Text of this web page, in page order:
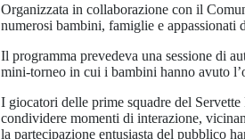
Organizzata in collaborazione con il
numerosi bambini, famiglie e appassionati
Il programma prevedeva una sessione di
mini-torneo in cui i bambini hanno avuto
I giocatori delle prime squadre del
condividere momenti di interazione,
la partecipazione entusiasta del pubblico